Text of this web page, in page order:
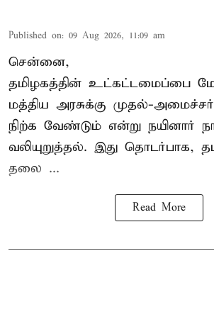
Published on: 09 Aug 2026, 11:09 am
சென்னை,
தமிழகத்தின் உட்கட்டமைப்பை
மத்திய அரசுக்கு முதல்-
நிற்க வேண்டும் என்று நயினார்
வலியுறுத்தல். இது தொடர்பாக,
தலை ...
Read More